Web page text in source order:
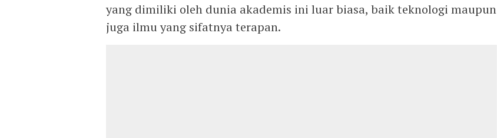
yang dimiliki oleh dunia akademis ini luar biasa, baik teknologi maupun
juga ilmu yang sifatnya terapan.